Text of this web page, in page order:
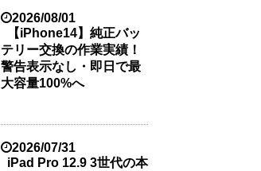
2026/08/01
【iPhone14】純正バッ
テリー交換の作業実績！
警告表示なし・即日で最
大容量100%へ
2026/07/31
iPad Pro 12.9 3世代の本